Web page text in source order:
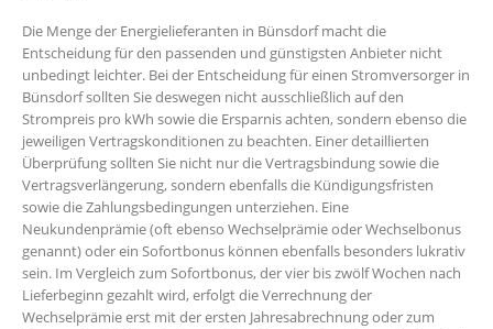
Die Menge der Energielieferanten in Bünsdorf macht die
Entscheidung für den passenden und günstigsten Anbieter nicht
unbedingt leichter. Bei der Entscheidung für einen Stromversorger in
Bünsdorf sollten Sie deswegen nicht ausschließlich auf den
Strompreis pro kWh sowie die Ersparnis achten, sondern ebenso die
jeweiligen Vertragskonditionen zu beachten. Einer detaillierten
Überprüfung sollten Sie nicht nur die Vertragsbindung sowie die
Vertragsverlängerung, sondern ebenfalls die Kündigungsfristen
sowie die Zahlungsbedingungen unterziehen. Eine
Neukundenprämie (oft ebenso Wechselprämie oder Wechselbonus
genannt) oder ein Sofortbonus können ebenfalls besonders lukrativ
sein. Im Vergleich zum Sofortbonus, der vier bis zwölf Wochen nach
Lieferbeginn gezahlt wird, erfolgt die Verrechnung der
Wechselprämie erst mit der ersten Jahresabrechnung oder zum